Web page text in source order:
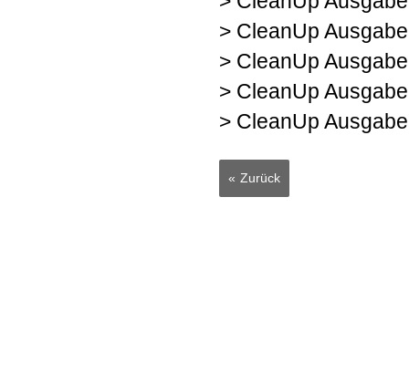
> CleanUp
> CleanUp
> CleanUp
> CleanUp
Zurück